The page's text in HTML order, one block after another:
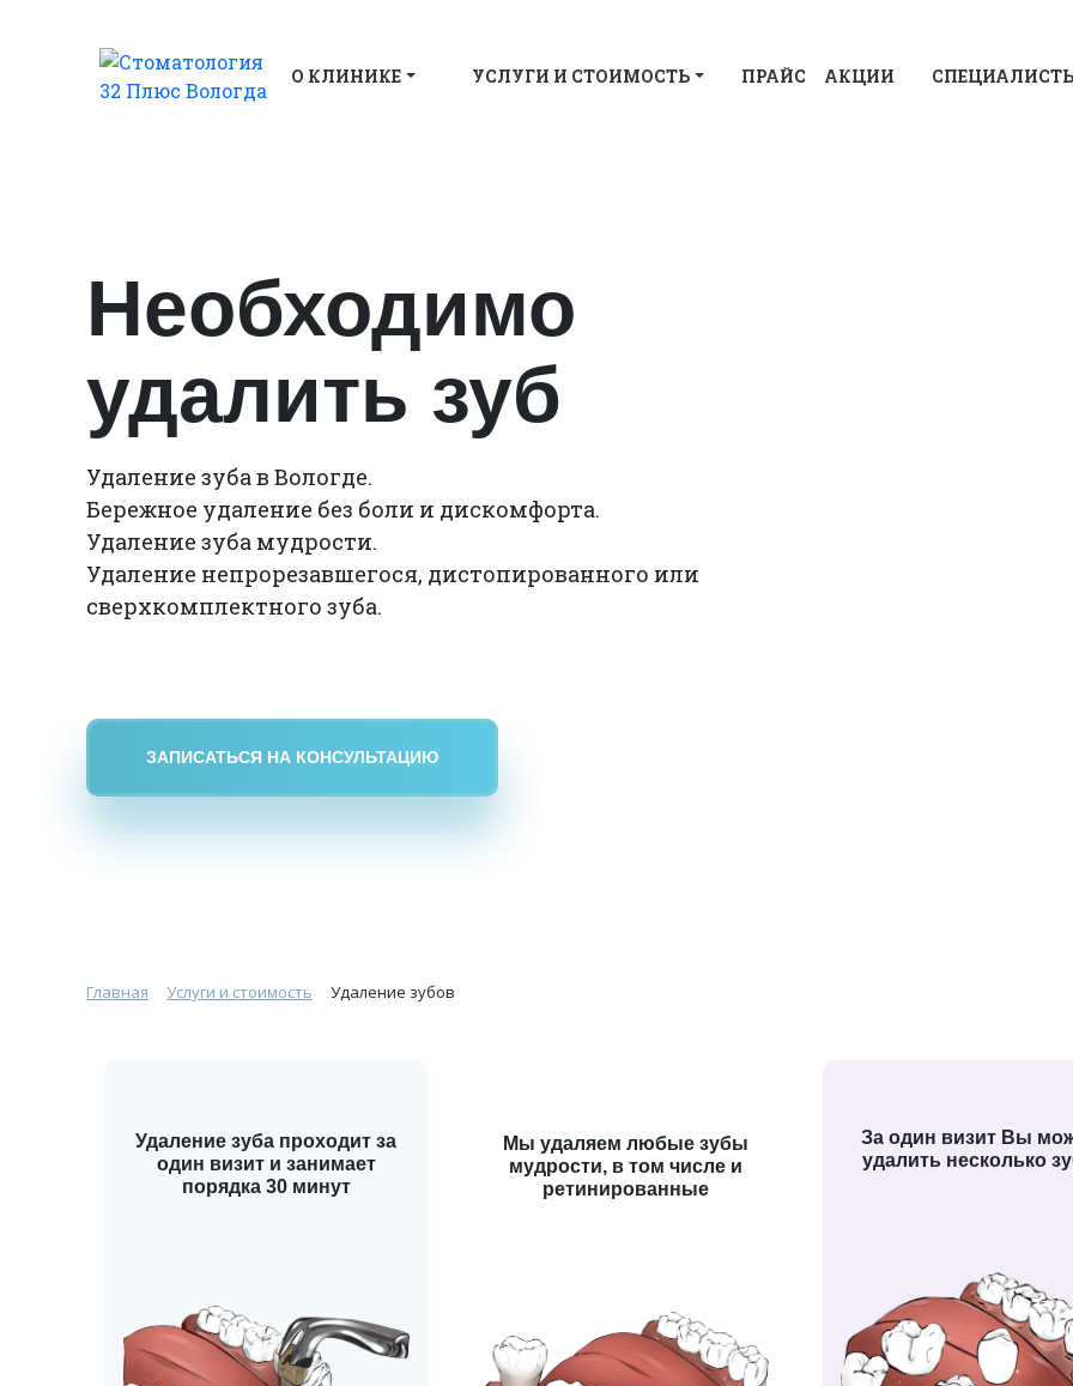
О КЛИНИКЕ УСЛУГИ И СТОИМОСТЬ ПРАЙС АКЦИИ
Необходимо
удалить зуб
Удаление зуба в Вологде.
Бережное удаление без боли и дискомфорта.
Удаление зуба мудрости.
Удаление непрорезавшегося, дистопированного или
сверхкомплектного зуба.
ЗАПИСАТЬСЯ НА КОНСУЛЬТАЦИЮ
Главная Услуги и стоимость Удаление зубов
Удаление зуба проходит за
один визит и занимает
порядка 30 минут
Мы удаляем любые зубы
мудрости, в том числе и
ретинированные
За один визит Вы
удалить несколько